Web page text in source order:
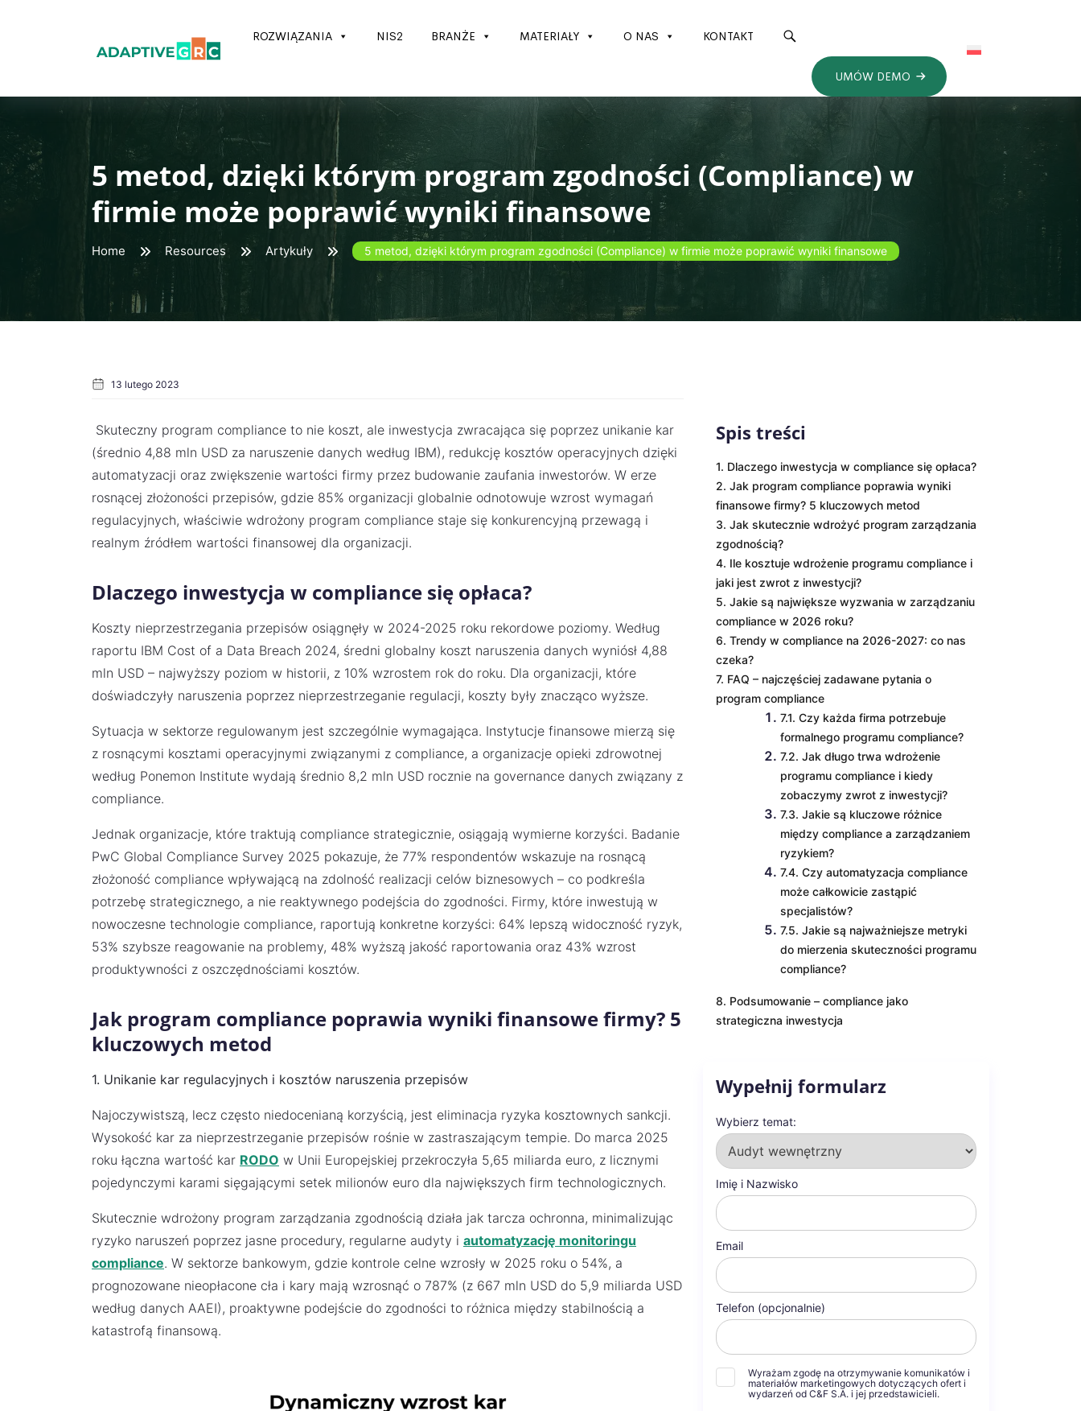
ROZWIĄZANIA NIS2 BRANŻE MATERIAŁY O NAS KONTAKT
UMÓW DEMO
5 metod, dzięki którym program zgodności (Compliance) w
firmie może poprawić wyniki finansowe
Home Resources Artykuły 5 metod, dzięki którym program zgodności (Compliance) w firmie może poprawić wyniki finansowe
13 lutego 2023
Skuteczny program compliance to nie koszt, ale inwestycja zwracająca się poprzez unikanie kar
(średnio 4,88 mln USD za naruszenie danych według IBM), redukcję kosztów operacyjnych dzięki
automatyzacji oraz zwiększenie wartości firmy przez budowanie zaufania inwestorów. W erze
rosnącej złożoności przepisów, gdzie 85% organizacji globalnie odnotowuje wzrost wymagań
regulacyjnych, właściwie wdrożony program compliance staje się konkurencyjną przewagą i
realnym źródłem wartości finansowej dla organizacji.
Dlaczego inwestycja w compliance się opłaca?
Koszty nieprzestrzegania przepisów osiągnęły w 2024-2025 roku rekordowe poziomy. Według
raportu IBM Cost of a Data Breach 2024, średni globalny koszt naruszenia danych wyniósł 4,88
mln USD – najwyższy poziom w historii, z 10% wzrostem rok do roku. Dla organizacji, które
doświadczyły naruszenia poprzez nieprzestrzeganie regulacji, koszty były znacząco wyższe.
Sytuacja w sektorze regulowanym jest szczególnie wymagająca. Instytucje finansowe mierzą się
z rosnącymi kosztami operacyjnymi związanymi z compliance, a organizacje opieki zdrowotnej
według Ponemon Institute wydają średnio 8,2 mln USD rocznie na governance danych związany z
compliance.
Jednak organizacje, które traktują compliance strategicznie, osiągają wymierne korzyści. Badanie
PwC Global Compliance Survey 2025 pokazuje, że 77% respondentów wskazuje na rosnącą
złożoność compliance wpływającą na zdolność realizacji celów biznesowych – co podkreśla
potrzebę strategicznego, a nie reaktywnego podejścia do zgodności. Firmy, które inwestują w
nowoczesne technologie compliance, raportują konkretne korzyści: 64% lepszą widoczność ryzyk,
53% szybsze reagowanie na problemy, 48% wyższą jakość raportowania oraz 43% wzrost
produktywności z oszczędnościami kosztów.
Jak program compliance poprawia wyniki finansowe firmy? 5
kluczowych metod
1. Unikanie kar regulacyjnych i kosztów naruszenia przepisów
Najoczywistszą, lecz często niedocenianą korzyścią, jest eliminacja ryzyka kosztownych sankcji.
Wysokość kar za nieprzestrzeganie przepisów rośnie w zastraszającym tempie. Do marca 2025
roku łączna wartość kar RODO w Unii Europejskiej przekroczyła 5,65 miliarda euro, z licznymi
pojedynczymi karami sięgającymi setek milionów euro dla największych firm technologicznych.
Skutecznie wdrożony program zarządzania zgodnością działa jak tarcza ochronna, minimalizując
ryzyko naruszeń poprzez jasne procedury, regularne audyty i automatyzację monitoringu
compliance. W sektorze bankowym, gdzie kontrole celne wzrosły w 2025 roku o 54%, a
prognozowane nieopłacone cła i kary mają wzrosnąć o 787% (z 667 mln USD do 5,9 miliarda USD
według danych AAEI), proaktywne podejście do zgodności to różnica między stabilnością a
katastrofą finansową.
Spis treści
1. Dlaczego inwestycja w compliance się opłaca?
2. Jak program compliance poprawia wyniki
finansowe firmy? 5 kluczowych metod
3. Jak skutecznie wdrożyć program zarządzania
zgodnością?
4. Ile kosztuje wdrożenie programu compliance i
jaki jest zwrot z inwestycji?
5. Jakie są największe wyzwania w zarządzaniu
compliance w 2026 roku?
6. Trendy w compliance na 2026-2027: co nas
czeka?
7. FAQ – najczęściej zadawane pytania o
program compliance
7.1. Czy każda firma potrzebuje
formalnego programu compliance?
7.2. Jak długo trwa wdrożenie
programu compliance i kiedy
zobaczymy zwrot z inwestycji?
7.3. Jakie są kluczowe różnice
między compliance a zarządzaniem
ryzykiem?
7.4. Czy automatyzacja compliance
może całkowicie zastąpić
specjalistów?
7.5. Jakie są najważniejsze metryki
do mierzenia skuteczności programu
compliance?
8. Podsumowanie – compliance jako
strategiczna inwestycja
Wypełnij formularz
Wybierz temat:
Imię i Nazwisko
Email
Telefon (opcjonalnie)
Wyrażam zgodę na otrzymywanie komunikatów i
materiałów marketingowych dotyczących ofert i
wydarzeń od C&F S.A. i jej przedstawicieli.